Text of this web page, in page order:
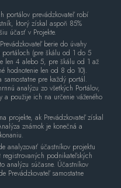
portálov prevádzkovateľ robí
ktorý získal aspoň 85%
účasť v Projekte.
berie do úvahy
portáloch (pre škálu od 1 do 5
len 4 alebo 5, pre škálu od 1 až
hodnotenie len od 8 do 10).
samostatne pre každý portál.
analýzu zo všetkých Portálov,
použije ich na určenie váženého
projekte, ak Prevádzkovateľ získal
známok je konečná a
analyzovať účastníkov projektu
podnikateľských
analýzu súčasne. Účastníkov
Prevádzkovateľ samostatne